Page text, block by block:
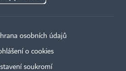
osobních údajů
o cookies
soukromí